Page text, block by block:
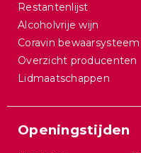
Restantenlijst
Alcoholvrije wijn
Coravin bewaarsysteem
Overzicht producenten
Lidmaatschappen
Openingstijden